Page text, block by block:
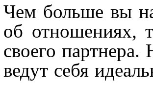
Чем больше вы
об отношениях,
своего
ведут себя